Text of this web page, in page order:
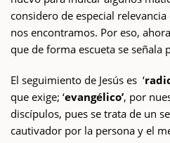
considero de especial
nos encontramos. Por eso,
que de forma escueta se señala
El seguimiento de Jesús es ‘
que exige; ‘evangélico’, por
discípulos, pues se trata de un
cautivador por la persona y el